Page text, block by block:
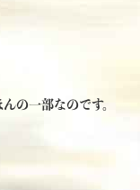
の一部なのです。